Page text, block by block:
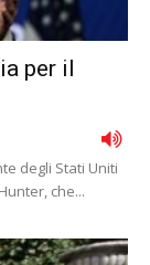
per il
degli Stati Uniti
che...